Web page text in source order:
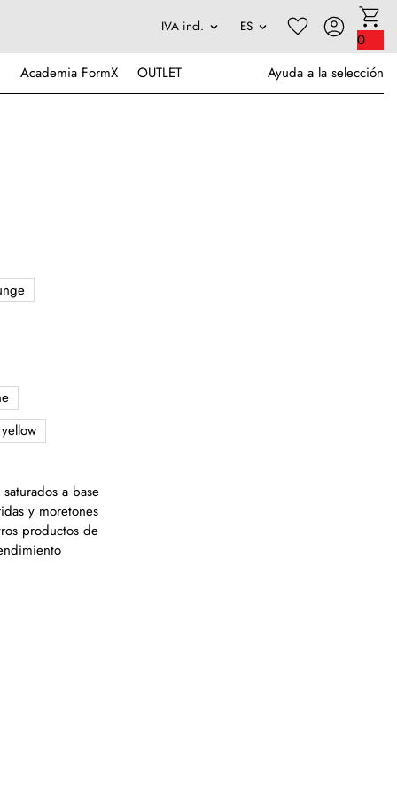
0
Academia FormX
OUTLET Ayuda a la selección
a base
y moretones
productos de